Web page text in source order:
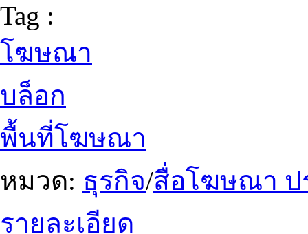
Tag :
โฆษณา
บล็อก
พื้นที่โฆษณา
หมวด: ธุรกิจ/สื่อโฆษณา ป
รายละเอียด